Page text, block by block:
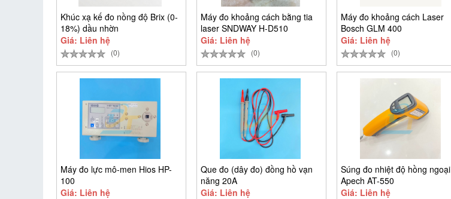
Khúc xạ kế đo nồng độ Brix (0-
18%) dầu nhờn
Giá: Liên hệ
(0)
Máy đo khoảng cách bằng tia
laser SNDWAY H-D510
Giá: Liên hệ
(0)
Máy đo khoảng cách Laser
Bosch GLM 400
Giá: Liên hệ
(0)
Máy đo lực mô-men Hios HP-
100
Giá: Liên hệ
Que đo (dây đo) đồng hồ vạn
năng 20A
Giá: Liên hệ
Súng đo nhiệt độ hồng ngoại
Apech AT-550
Giá: Liên hệ